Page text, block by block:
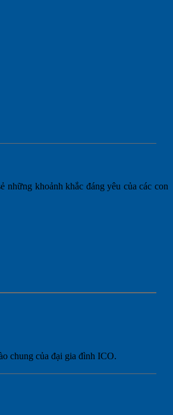
những khoảnh khắc đáng yêu của các con
chung của đại gia đình ICO.